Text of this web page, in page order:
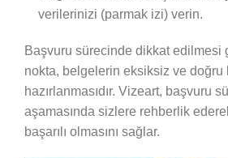
verilerinizi (parmak izi) verin.
Başvuru sürecinde dikkat edilmesi
nokta, belgelerin eksiksiz ve doğru
hazırlanmasıdır. Vizeart, başvuru
aşamasında sizlere rehberlik
başarılı olmasını sağlar.